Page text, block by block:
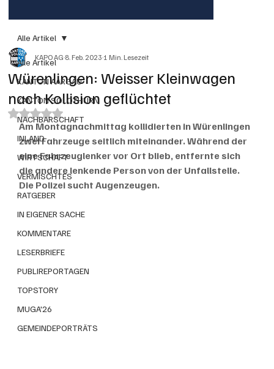
Alle Artikel
KANTON AARGAU
KANTON SOLOTHURN
NACHBARSCHAFT
INLAND
WIRTSCHAFT
VERMISCHTES
RATGEBER
IN EIGENER SACHE
KOMMENTARE
LESERBRIEFE
PUBLIREPORTAGEN
TOPSTORY
MUGA'26
GEMEINDEPORTRÄTS
Alle Artikel
Würenlingen: Weisser Kleinwagen
nach Kollision geflüchtet
KAPO AG8. Feb. 20231 Min. Lesezeit
Mit NaN von 5 Sternen bewertet.
Am Montagnachmittag kollidierten in Würenlingen
zwei Fahrzeuge seitlich miteinander. Während der
eine Fahrzeuglenker vor Ort blieb, entfernte sich
die andere lenkende Person von der Unfallstelle.
Die Polizei sucht Augenzeugen.